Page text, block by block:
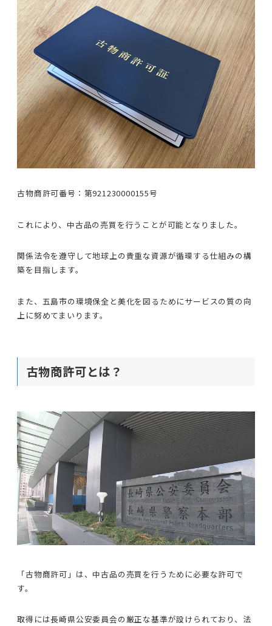
古物商許可番号：第921230000155号
これにより、中古品の売買を行うことが可能となりました。
関係法令を遵守して地球上の貴重な資源が循環する仕組みの構
築を目指します。
また、五島市の環境保全と美化を図るためにサービスの質の向
上に努めてまいります。
古物商許可とは？
「古物商許可」は、中古品の売買を行うために必要な許可で
す。
取得には長崎県公安委員会の厳正な基準が設けられており、法